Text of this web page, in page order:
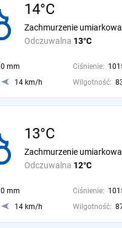
14°C
Odczuwalna 13°C
Zachmurzenie
0 mm Ciśnienie:
14 km/h Wilgotność:
13°C
Odczuwalna 12°C
Zachmurzenie
0 mm Ciśnienie:
14 km/h Wilgotność: